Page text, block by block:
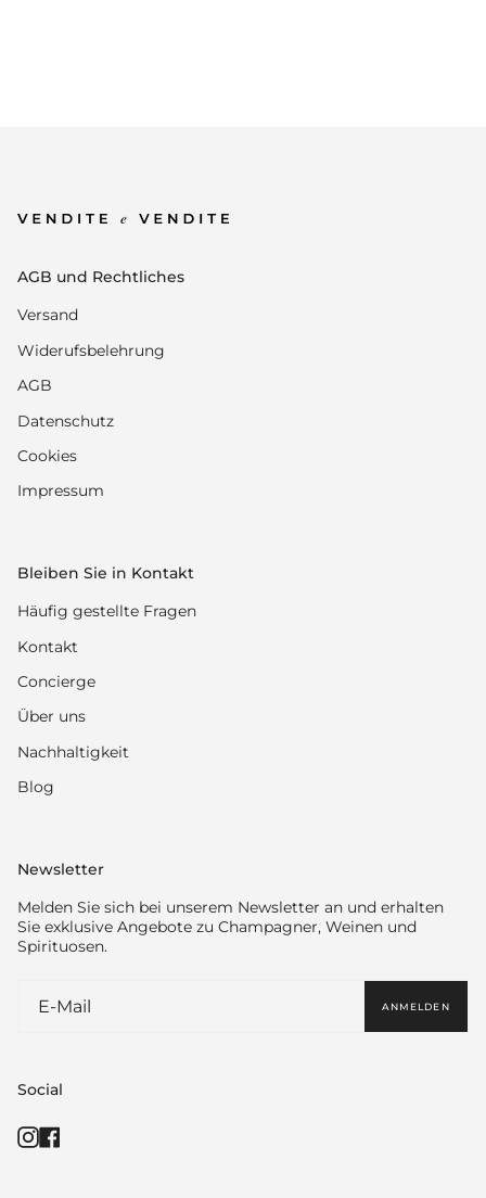
AGB und Rechtliches
Versand
Widerufsbelehrung
AGB
Datenschutz
Cookies
Impressum
Bleiben Sie in Kontakt
Häufig gestellte Fragen
Kontakt
Concierge
Über uns
Nachhaltigkeit
Blog
Newsletter
Melden Sie sich bei unserem Newsletter an und erhalten
Sie exklusive Angebote zu Champagner, Weinen und
Spirituosen.
ANMELDEN
Social
Instagram